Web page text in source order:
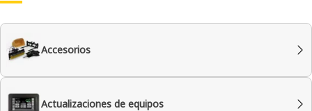
Accesorios
Actualizaciones de equipos